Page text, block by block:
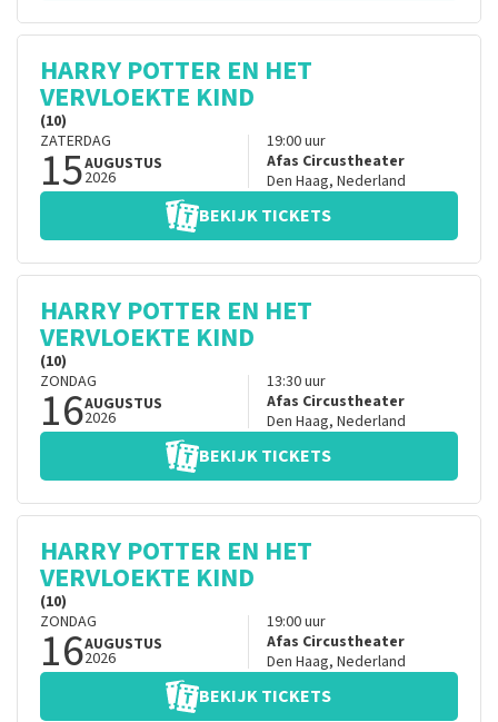
HARRY POTTER EN HET
VERVLOEKTE KIND
(10)
ZATERDAG
15AUGUSTUS
2026
19:00uur
Afas Circustheater
Den Haag, Nederland
BEKIJK TICKETS
HARRY POTTER EN HET
VERVLOEKTE KIND
(10)
ZONDAG
16AUGUSTUS
2026
13:30uur
Afas Circustheater
Den Haag, Nederland
BEKIJK TICKETS
HARRY POTTER EN HET
VERVLOEKTE KIND
(10)
ZONDAG
16AUGUSTUS
2026
19:00uur
Afas Circustheater
Den Haag, Nederland
BEKIJK TICKETS